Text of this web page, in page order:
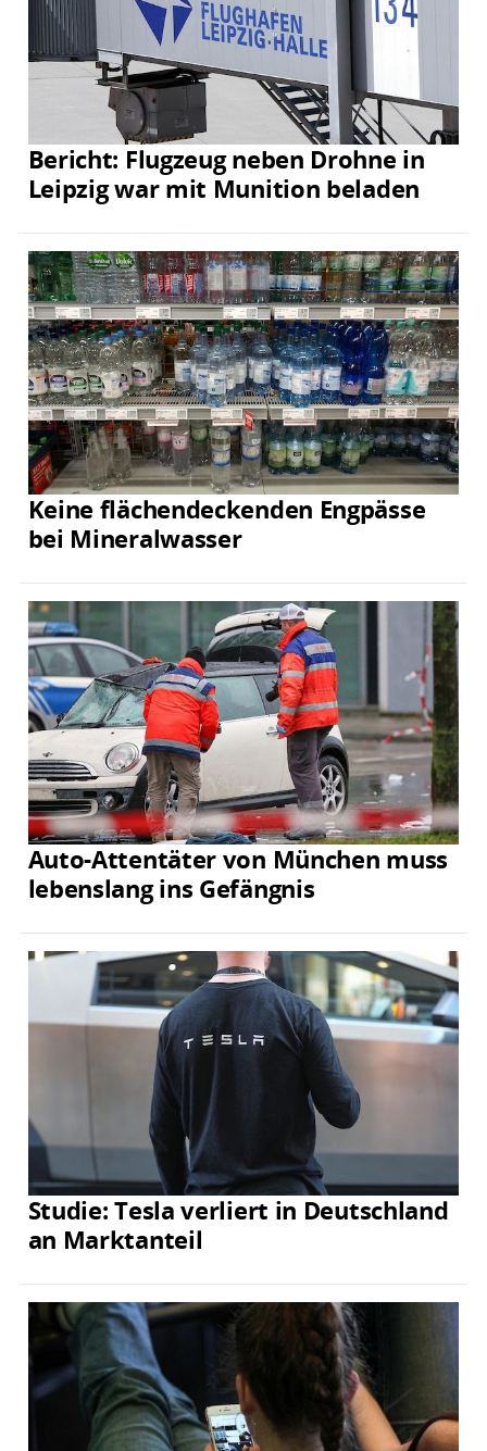
Bericht: Flugzeug neben Drohne in
Leipzig war mit Munition beladen
Keine flächendeckenden Engpässe
bei Mineralwasser
Auto-Attentäter von München muss
lebenslang ins Gefängnis
Studie: Tesla verliert in Deutschland
an Marktanteil